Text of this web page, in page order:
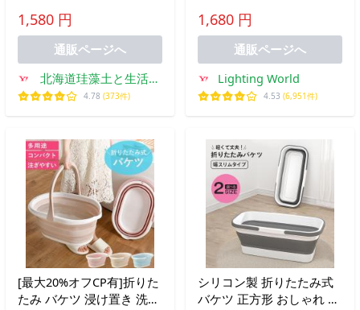
クト 収納
1,580 円
通販ページへ
北海道珪藻土と生活雑
貨のトスレ
4.78 (373件)
グ 掃除 釣り 桶 丈夫 軽量
K1013
1,680 円
通販ページへ
Lighting World
4.53 (6,951件)
[最大20%オフCP有]折りた
たみ バケツ 浸け置き 洗い
シリコン製 折りたたみ式
バケツ 正方形 おしゃれ シ